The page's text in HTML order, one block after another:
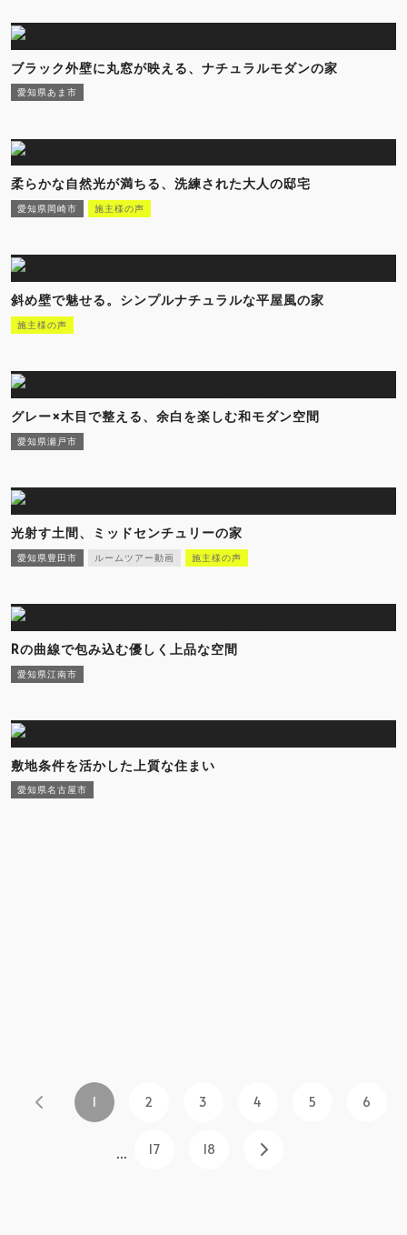
ブラック外壁に丸窓が映える、ナチュラルモダンの家
愛知県あま市
柔らかな自然光が満ちる、洗練された大人の邸宅
愛知県岡崎市 施主様の声
斜め壁で魅せる。シンプルナチュラルな平屋風の家
施主様の声
グレー×木目で整える、余白を楽しむ和モダン空間
愛知県瀬戸市
光射す土間、ミッドセンチュリーの家
愛知県豊田市 ルームツアー動画 施主様の声
Rの曲線で包み込む優しく上品な空間
愛知県江南市
敷地条件を活かした上質な住まい
愛知県名古屋市
1 2 3 4 5 6
... 17 18